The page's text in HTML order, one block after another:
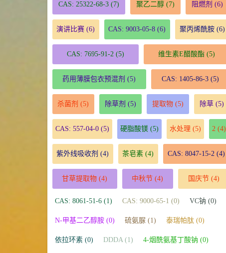
CAS: 25322-68-3(7) 聚乙二醇(7) 阻燃剂 (6)
演讲比赛 (6) CAS: 9003-05-8 (6) 聚丙烯酰胺(6)
CAS: 7695-91-2(5) 维生素E醋酸酯(5)
药用薄膜包衣预混剂 (5) CAS: 1405-86-3(5)
杀菌剂 (5) 除草剂 (5) 提取物(5) 除草(5)
CAS: 557-04-0(5) 硬脂酸镁(5) 水处理 (5) 2 (4)
紫外线吸收剂 (4) 茶皂素 (4) CAS: 8047-15-2(4)
甘草提取物 (4) 中秋节 (4) 国庆节(4)
CAS: 8061-51-6 (1) CAS: 9000-65-1 (0) VC钠 (0)
N-甲基二乙醇胺 (0) 硫氨脲 (1) 泰瑞帕肽 (0)
依拉环素 (0) DDDA (1) 4-烟酰氨基丁酸钠 (0)